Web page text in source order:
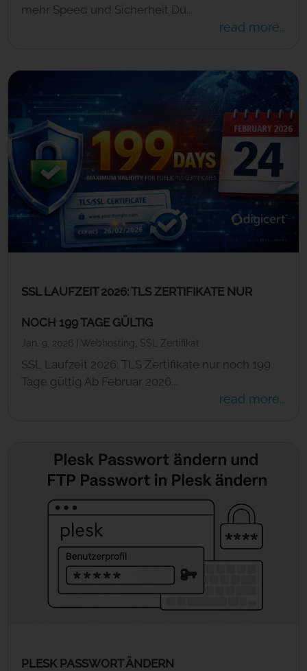
mehr Speed und Sicherheit Du...
read more...
SSL LAUFZEIT 2026: TLS ZERTIFIKATE NUR
NOCH 199 TAGE GÜLTIG
Jan. 9, 2026 Webhosting SSL Zertifikat
SSL Laufzeit 2026: TLS Zertifikate nur noch 199
Tage gültig Ab Februar 2026...
read more...
PLESK PASSWORT ÄNDERN